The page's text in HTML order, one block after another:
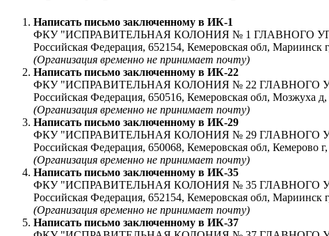
Написать письмо заключенному в ИК-1
ФКУ "ИСПРАВИТЕЛЬНАЯ КОЛОНИЯ № 1 ГЛАВНОГО
Российская Федерация, 652154, Кемеровская обл,
(Организация временно не принимает почту)
Написать письмо заключенному в ИК-22
ФКУ "ИСПРАВИТЕЛЬНАЯ КОЛОНИЯ № 22
Российская Федерация, 650516, Кемеровская обл, Мозжуха
(Организация временно не принимает почту)
Написать письмо заключенному в ИК-29
ФКУ "ИСПРАВИТЕЛЬНАЯ КОЛОНИЯ № 29
Российская Федерация, 650068, Кемеровская обл,
(Организация временно не принимает почту)
Написать письмо заключенному в ИК-35
ФКУ "ИСПРАВИТЕЛЬНАЯ КОЛОНИЯ № 35
Российская Федерация, 652154, Кемеровская обл,
(Организация временно не принимает почту)
Написать письмо заключенному в ИК-37